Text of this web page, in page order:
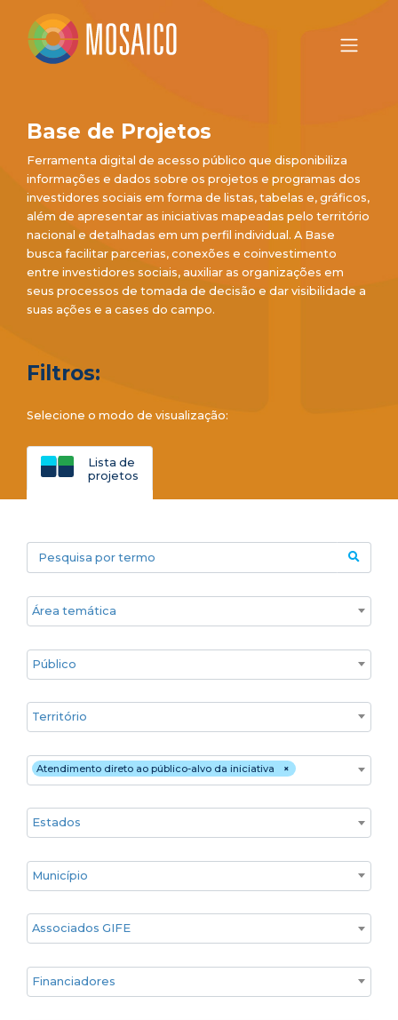
Base de Projetos
Ferramenta digital de acesso público que disponibiliza
informações e dados sobre os projetos e programas dos
investidores sociais em forma de listas, tabelas e, gráficos,
além de apresentar as iniciativas mapeadas pelo território
nacional e detalhadas em um perfil individual. A Base
busca facilitar parcerias, conexões e coinvestimento
entre investidores sociais, auxiliar as organizações em
seus processos de tomada de decisão e dar visibilidade a
suas ações e a cases do campo.
Filtros:
Selecione o modo de visualização:
Lista de
projetos
Pesquisa por termo
Áreas temáticas
Público
Territórios
Estratégia de atuação ×
Atendimento direto ao público-alvo da iniciativa
Estado
Cidade
Associados GIFE
Financiadores